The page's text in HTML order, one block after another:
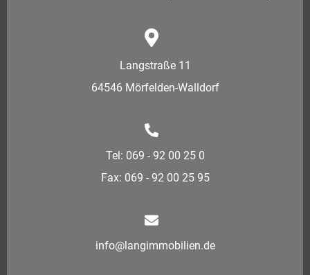
Langstraße 11
64546 Mörfelden-Walldorf
Tel: 069 - 92 00 25 0
Fax: 069 - 92 00 25 95
info@langimmobilien.de